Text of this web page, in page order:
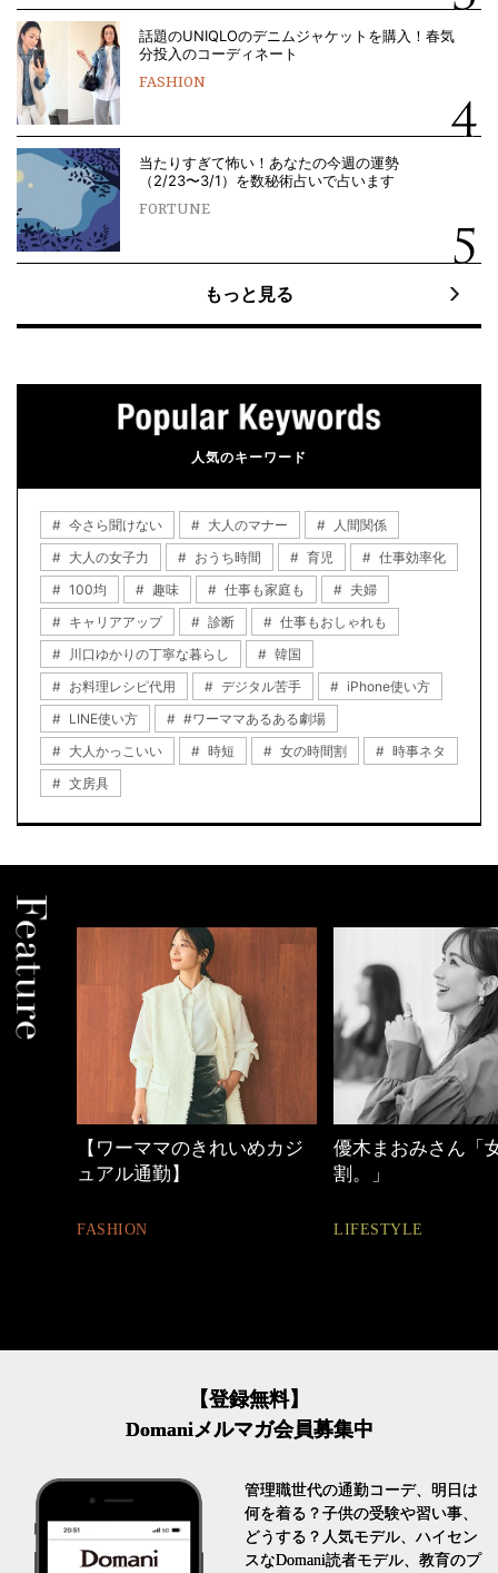
話題のUNIQLOのデニムジャケットを購入！春気
分投入のコーディネート
FASHION
当たりすぎて怖い！あなたの今週の運勢
（2/23〜3/1）を数秘術占いで占います
FORTUNE
もっと見る
人気のキーワード
今さら聞けない 大人のマナー
人間関係
大人の女子力
おうち時間 育児
仕事効率化
100均
趣味 仕事も家庭も
夫婦
キャリアアップ
診断
仕事もおしゃれも
川口ゆかりの丁寧な暮らし
韓国
お料理レシピ代用
デジタル苦手
iPhone使い方
LINE使い方
#ワーママあるある劇場
大人かっこいい
時短 女の時間割
時事ネタ
文房具
優木まおみさん「女の時間
割。」
LIFESTYLE
心地よくいられる
とは
FASHION
【登録無料】
Domaniメルマガ会員募集中
管理職世代の通勤コーデ、明日は
何を着る？子供の受験や習い事、
どうする？人気モデル、ハイセン
スなDomani読者モデル、教育のプ